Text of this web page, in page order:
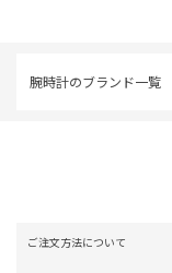
腕時計のブランド一覧
ご注文方法について